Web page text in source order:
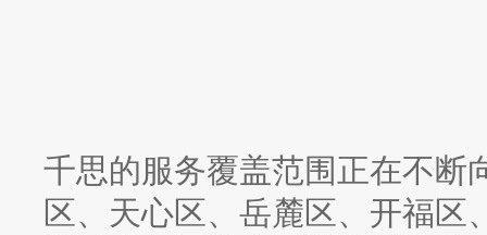
千思的服务覆盖范围正在不断
区、天心区、岳麓区、开福区